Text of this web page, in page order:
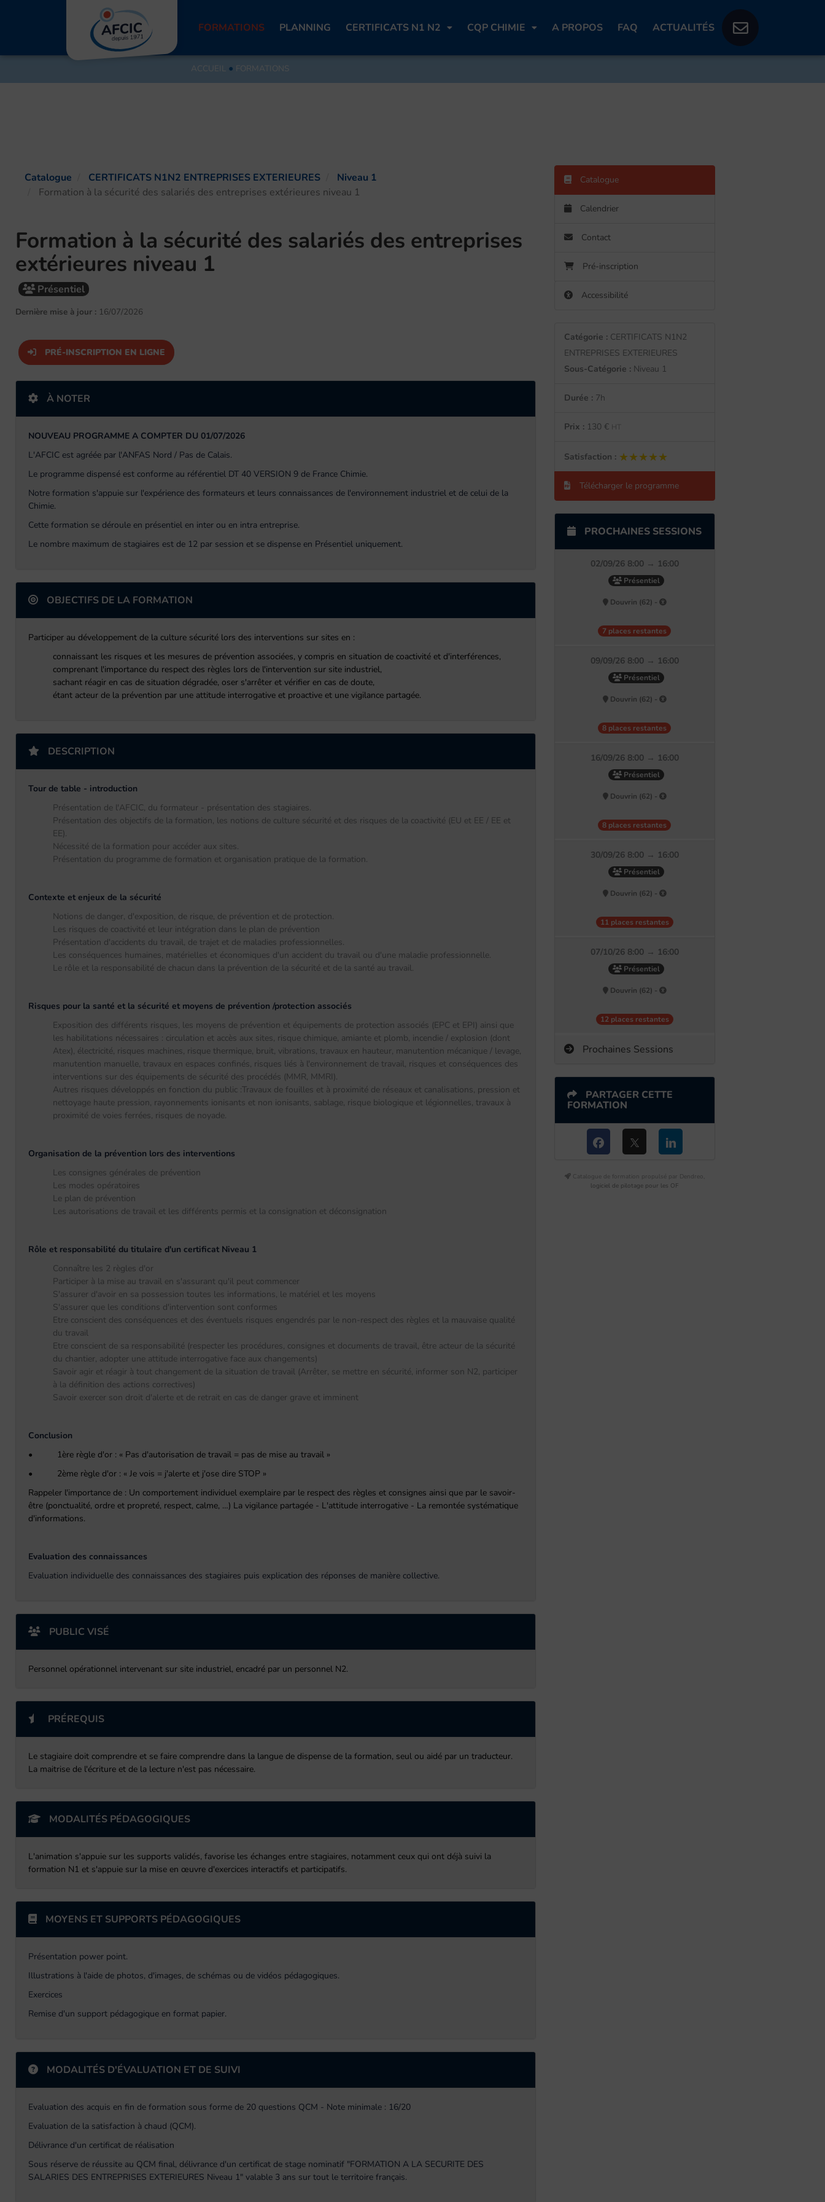
FORMATIONS PLANNING CERTIFICATS N1 N2 CQP CHIMIE A PROPOS FAQ ACTUALITÉS
ACCUEIL● FORMATIONS
Catalogue CERTIFICATS N1N2 ENTREPRISES EXTERIEURES
Niveau 1
Formation à la sécurité des salariés des entreprises extérieures niveau 1
Formation à la sécurité des salariés des entreprises
extérieures niveau 1
Présentiel
Dernière mise à jour : 16/07/2026
PRÉ-INSCRIPTION EN LIGNE
À NOTER
NOUVEAU PROGRAMME A COMPTER DU 01/07/2026
L'AFCIC est agréée par l'ANFAS Nord / Pas de Calais.
Le programme dispensé est conforme au référentiel DT 40 VERSION 9 de France Chimie.
Notre formation s'appuie sur l'expérience des formateurs et leurs connaissances de l'environnement industriel et de celui de la
Chimie.
Cette formation se déroule en présentiel en inter ou en intra entreprise.
Le nombre maximum de stagiaires est de 12 par session et se dispense en Présentiel uniquement.
OBJECTIFS DE LA FORMATION
Participer au développement de la culture sécurité lors des interventions sur sites en :
connaissant les risques et les mesures de prévention associées, y compris en situation de coactivité et d'interférences,
comprenant l'importance du respect des règles lors de l'intervention sur site industriel,
sachant réagir en cas de situation dégradée, oser s'arrêter et vérifier en cas de doute,
étant acteur de la prévention par une attitude interrogative et proactive et une vigilance partagée.
DESCRIPTION
Tour de table - introduction
Présentation de l'AFCIC, du formateur - présentation des stagiaires.
Présentation des objectifs de la formation, les notions de culture sécurité et des risques de la coactivité (EU et EE / EE et
EE).
Nécessité de la formation pour accéder aux sites.
Présentation du programme de formation et organisation pratique de la formation.
Contexte et enjeux de la sécurité
Notions de danger, d'exposition, de risque, de prévention et de protection.
Les risques de coactivité et leur intégration dans le plan de prévention
Présentation d'accidents du travail, de trajet et de maladies professionnelles.
Les conséquences humaines, matérielles et économiques d'un accident du travail ou d'une maladie professionnelle.
Le rôle et la responsabilité de chacun dans la prévention de la sécurité et de la santé au travail.
Risques pour la santé et la sécurité et moyens de prévention /protection associés
Exposition des différents risques, les moyens de prévention et équipements de protection associés (EPC et EPI) ainsi que
les habilitations nécessaires : circulation et accès aux sites, risque chimique, amiante et plomb, incendie / explosion (dont
Atex), électricité, risques machines, risque thermique, bruit, vibrations, travaux en hauteur, manutention mécanique / levage,
manutention manuelle, travaux en espaces confinés, risques liés à l'environnement de travail, risques et conséquences des
interventions sur des équipements de sécurité des procédés (MMR, MMRI).
Autres risques développés en fonction du public :Travaux de fouilles et à proximité de réseaux et canalisations, pression et
nettoyage haute pression, rayonnements ionisants et non ionisants, sablage, risque biologique et légionnelles, travaux à
proximité de voies ferrées, risques de noyade.
Organisation de la prévention lors des interventions
Les consignes générales de prévention
Les modes opératoires
Le plan de prévention
Les autorisations de travail et les différents permis et la consignation et déconsignation
Rôle et responsabilité du titulaire d'un certificat Niveau 1
Connaître les 2 règles d'or
Participer à la mise au travail en s'assurant qu'il peut commencer
S'assurer d'avoir en sa possession toutes les informations, le matériel et les moyens
S'assurer que les conditions d'intervention sont conformes
Etre conscient des conséquences et des éventuels risques engendrés par le non-respect des règles et la mauvaise qualité
du travail
Etre conscient de sa responsabilité (respecter les procédures, consignes et documents de travail, être acteur de la sécurité
du chantier, adopter une attitude interrogative face aux changements)
Savoir agir et réagir à tout changement de la situation de travail (Arrêter, se mettre en sécurité, informer son N2, participer
à la définition des actions correctives)
Savoir exercer son droit d'alerte et de retrait en cas de danger grave et imminent
Conclusion
• 1ère règle d'or : « Pas d'autorisation de travail = pas de mise au travail »
• 2ème règle d'or : « Je vois = j'alerte et j'ose dire STOP »
Rappeler l'importance de : Un comportement individuel exemplaire par le respect des règles et consignes ainsi que par le savoir-
être (ponctualité, ordre et propreté, respect, calme, …) La vigilance partagée - L'attitude interrogative - La remontée systématique
d'informations.
Evaluation des connaissances
Evaluation individuelle des connaissances des stagiaires puis explication des réponses de manière collective.
PUBLIC VISÉ
Personnel opérationnel intervenant sur site industriel, encadré par un personnel N2.
PRÉREQUIS
Le stagiaire doit comprendre et se faire comprendre dans la langue de dispense de la formation, seul ou aidé par un traducteur.
La maitrise de l'écriture et de la lecture n'est pas nécessaire.
MODALITÉS PÉDAGOGIQUES
L'animation s'appuie sur les supports validés, favorise les échanges entre stagiaires, notamment ceux qui ont déjà suivi la
formation N1 et s'appuie sur la mise en œuvre d'exercices interactifs et participatifs.
MOYENS ET SUPPORTS PÉDAGOGIQUES
Présentation power point.
Illustrations à l'aide de photos, d'images, de schémas ou de vidéos pédagogiques.
Exercices
Remise d'un support pédagogique en format papier.
MODALITÉS D'ÉVALUATION ET DE SUIVI
Evaluation des acquis en fin de formation sous forme de 20 questions QCM - Note minimale : 16/20
Evaluation de la satisfaction à chaud (QCM).
Délivrance d'un certificat de réalisation
Sous réserve de réussite au QCM final, délivrance d'un certificat de stage nominatif "FORMATION A LA SECURITE DES
SALARIES DES ENTREPRISES EXTERIEURES Niveau 1" valable 3 ans sur tout le territoire français.
Catalogue
Calendrier
Contact
Pré-inscription
Accessibilité
Catégorie : CERTIFICATS N1N2
ENTREPRISES EXTERIEURES
Sous-Catégorie : Niveau 1
Durée :7h
Prix : 130 € HT
Satisfaction : ★★★★★
★★★★★
Télécharger le programme
PROCHAINES SESSIONS
02/09/26 8:00 → 16:00
Présentiel
Douvrin (62) -
7 places restantes
09/09/26 8:00 → 16:00
Présentiel
Douvrin (62) -
8 places restantes
16/09/26 8:00 → 16:00
Présentiel
Douvrin (62) -
8 places restantes
30/09/26 8:00 → 16:00
Présentiel
Douvrin (62) -
11 places restantes
07/10/26 8:00 → 16:00
Présentiel
Douvrin (62) -
12 places restantes
Prochaines Sessions
PARTAGER CETTE
FORMATION
Catalogue de formation propulsé par Dendreo,
logiciel de pilotage pour les OF